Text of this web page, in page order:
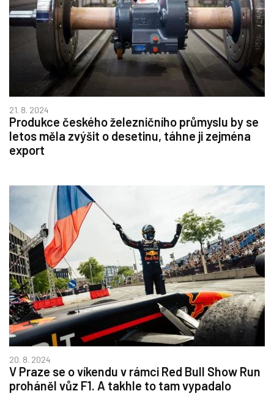
21. 8. 2024
Produkce českého železničního průmyslu by se
letos měla zvýšit o desetinu, táhne ji zejména
export
20. 8. 2024
V Praze se o víkendu v rámci Red Bull Show Run
proháněl vůz F1. A takhle to tam vypadalo